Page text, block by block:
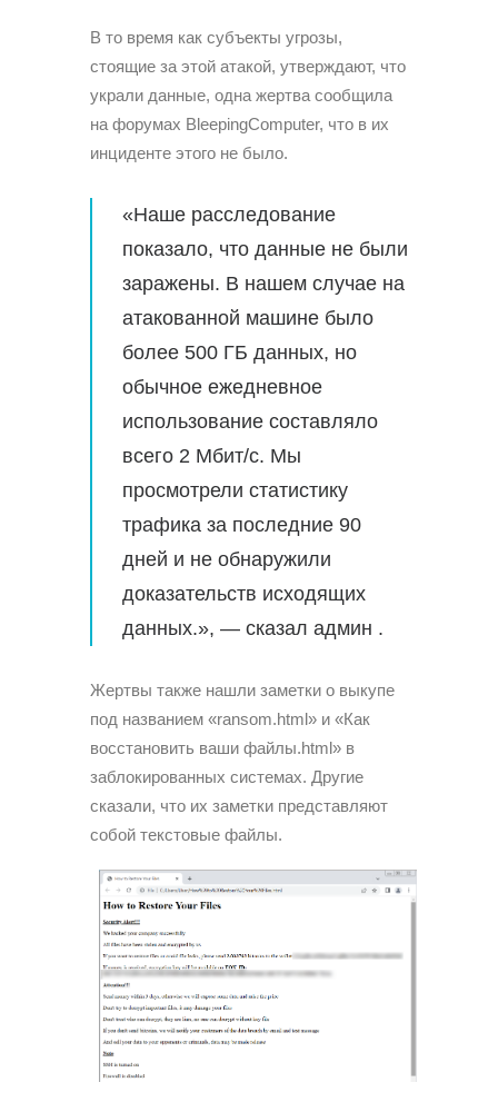
В то время как субъекты угрозы,
стоящие за этой атакой, утверждают, что
украли данные, одна жертва сообщила
на форумах BleepingComputer, что в их
инциденте этого не было.
«Наше расследование
показало, что данные не были
заражены. В нашем случае на
атакованной машине было
более 500 ГБ данных, но
обычное ежедневное
использование составляло
всего 2 Мбит/с. Мы
просмотрели статистику
трафика за последние 90
дней и не обнаружили
доказательств исходящих
данных.», — сказал админ .
Жертвы также нашли заметки о выкупе
под названием «ransom.html» и «Как
восстановить ваши файлы.html» в
заблокированных системах. Другие
сказали, что их заметки представляют
собой текстовые файлы.